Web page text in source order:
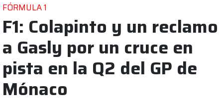
FÓRMULA 1
F1: Colapinto y un reclamo
a Gasly por un cruce en
pista en la Q2 del GP de
Mónaco